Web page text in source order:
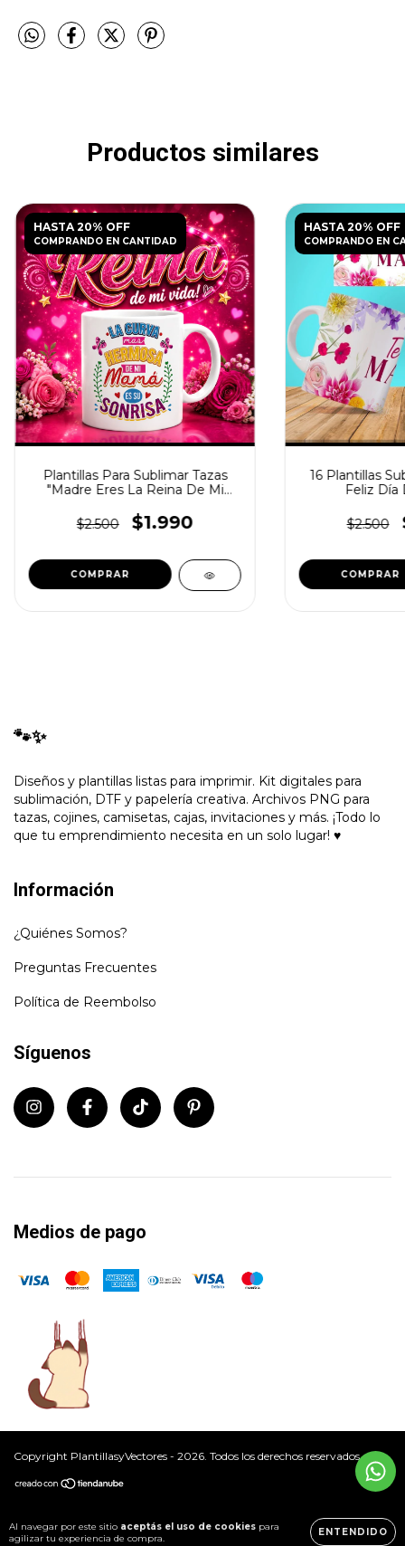
Al navegar por este sitio aceptás el uso de cookies para
agilizar tu experiencia de compra.
ENTENDIDO
Productos similares
HASTA 20% OFF
COMPRANDO EN CANTIDAD
Plantillas Para Sublimar Tazas
"Madre Eres La Reina De Mi
$2.500
$1.990
HASTA 20% OFF
COMPRANDO EN
16 Plantillas
Feliz Día
$2.500
🐾✨
Diseños y plantillas listas para imprimir. Kit digitales para
sublimación, DTF y papelería creativa. Archivos PNG para
tazas, cojines, camisetas, cajas, invitaciones y más. ¡Todo lo
que tu emprendimiento necesita en un solo lugar! ♥
Información
¿Quiénes Somos?
Preguntas Frecuentes
Política de Reembolso
Síguenos
Medios de pago
Copyright PlantillasyVectores - 2026. Todos los derechos reservados.